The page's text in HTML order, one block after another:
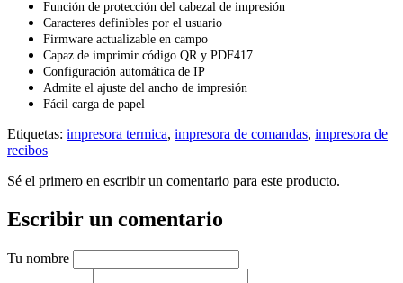
Función de protección del cabezal de impresión
Caracteres definibles por el usuario
Firmware actualizable en campo
Capaz de imprimir código QR y PDF417
Configuración automática de IP
Admite el ajuste del ancho de impresión
Fácil carga de papel
Etiquetas: impresora termica, impresora de comandas, impresora de
recibos
Sé el primero en escribir un comentario para este producto.
Escribir un comentario
Tu nombre